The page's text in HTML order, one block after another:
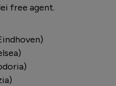
free agent.